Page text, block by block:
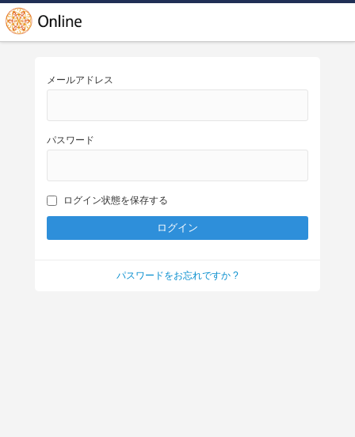
メールアドレス
パスワード
ログイン状態を保存する
パスワードをお忘れですか ?